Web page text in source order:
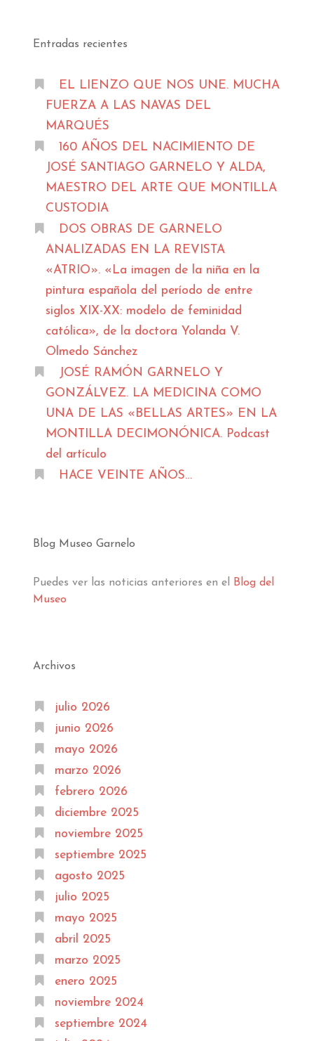
Entradas recientes
EL LIENZO QUE NOS UNE. MUCHA
FUERZA A LAS NAVAS DEL
MARQUÉS
160 AÑOS DEL NACIMIENTO DE
JOSÉ SANTIAGO GARNELO Y ALDA,
MAESTRO DEL ARTE QUE MONTILLA
CUSTODIA
DOS OBRAS DE GARNELO
ANALIZADAS EN LA REVISTA
«ATRIO». «La imagen de la niña en la
pintura española del período de entre
siglos XIX-XX: modelo de feminidad
católica», de la doctora Yolanda V.
Olmedo Sánchez
JOSÉ RAMÓN GARNELO Y
GONZÁLVEZ. LA MEDICINA COMO
UNA DE LAS «BELLAS ARTES» EN LA
MONTILLA DECIMONÓNICA. Podcast
del artículo
HACE VEINTE AÑOS…
Blog Museo Garnelo
Puedes ver las noticias anteriores en el
Blog del
Museo
Archivos
julio 2026
junio 2026
mayo 2026
marzo 2026
febrero 2026
diciembre 2025
noviembre 2025
septiembre 2025
agosto 2025
julio 2025
mayo 2025
abril 2025
marzo 2025
enero 2025
noviembre 2024
septiembre 2024